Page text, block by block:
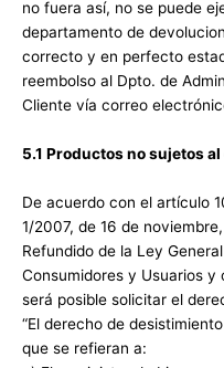
no fuera así, no se puede
departamento de
correcto y en perfecto
reembolso al Dpto. de
Cliente vía correo
5.1 Productos no sujetos
De acuerdo con el artículo
1/2007, de 16 de
Refundido de la Ley
Consumidores y Usuarios
será posible solicitar el
“El derecho de
que se refieran a: